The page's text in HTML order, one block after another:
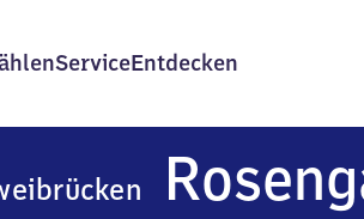
ServiceEntdecken